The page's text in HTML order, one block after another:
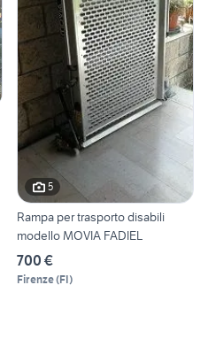
5
Rampa per trasporto disabili
modello MOVIA FADIEL
700 €
Firenze(FI)